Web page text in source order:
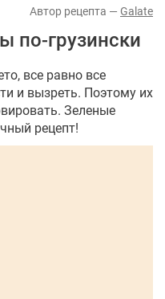
Galate
по-грузински
все равно все
и вызреть. Поэтому их
Зеленые
рецепт!